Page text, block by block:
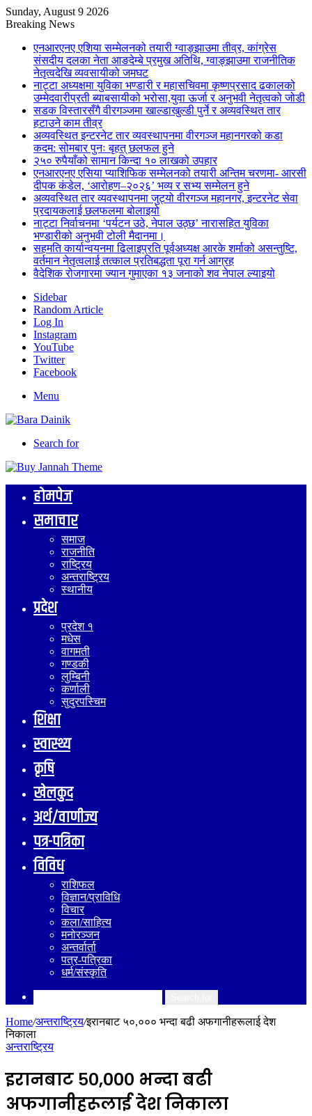
Sunday, August 9 2026
Breaking News
एनआरएनए एशिया सम्मेलनको तयारी ग्वाङ्झाउमा तीव्र, कांग्रेस
संसदीय दलका नेता आङदेम्बे प्रमुख अतिथि, ग्वाङ्झाउमा राजनीतिक
नेतृत्वदेखि व्यवसायीको जमघट
नाट्टा अध्यक्षमा युविका भण्डारी र महासचिवमा कृष्णप्रसाद ढकालको
उम्मेदवारीप्रती ब्याबसायीको भरोसा,युवा ऊर्जा र अनुभवी नेतृत्वको जोडी
सडक विस्तारसँगै वीरगञ्जमा खाल्डाखुल्डी पुर्ने र अव्यवस्थित तार
हटाउने काम तीव्र
अव्यवस्थित इन्टरनेट तार व्यवस्थापनमा वीरगञ्ज महानगरको कडा
कदम: सोमबार पुनः बृहत् छलफल हुने
२५० रुपैयाँको सामान किन्दा १० लाखको उपहार
एनआरएनए एसिया प्याशिफिक सम्मेलनको तयारी अन्तिम चरणमा- आरसी
दीपक कंडेल, ‘आरोहण–२०२६’ भव्य र सभ्य सम्मेलन हुने
अव्यवस्थित तार व्यवस्थापनमा जुट्यो वीरगञ्ज महानगर, इन्टरनेट सेवा
प्रदायकलाई छलफलमा बोलाइयो
नाट्टा निर्वाचनमा ‘पर्यटन उठे, नेपाल उठ्छ’ नारासहित युविका
भण्डारीको अनुभवी टोली मैदानमा।
सहमति कार्यान्वयनमा ढिलाइप्रति पूर्वअध्यक्ष आरके शर्माको असन्तुष्टि,
वर्तमान नेतृत्वलाई तत्काल प्रतिबद्धता पूरा गर्न आग्रह
वैदेशिक रोजगारमा ज्यान गुमाएका १३ जनाको शव नेपाल ल्याइयो
Sidebar
Random Article
Log In
Instagram
YouTube
Twitter
Facebook
Menu
Search for
होमपेज
समाचार
समाज
राजनीति
राष्ट्रिय
अन्तराष्ट्रिय
स्थानीय
प्रदेश
प्रदेश १
मधेस
वागमती
गण्डकी
लुम्बिनी
कर्णाली
सुदुरपस्चिम
शिक्षा
स्वास्थ्य
कृषि
खेलकुद
अर्थ/वाणीज्य
पत्र-पत्रिका
विविध
राशिफल
विज्ञान/प्राविधि
विचार
कला/साहित्य
मनोरञ्जन
अन्तर्वार्ता
पत्र-पत्रिका
धर्म/संस्कृति
Home/अन्तराष्ट्रिय/इरानबाट ५०,००० भन्दा बढी अफगानीहरूलाई देश
निकाला
अन्तराष्ट्रिय
इरानबाट ५०,००० भन्दा बढी
अफगानीहरूलाई देश निकाला